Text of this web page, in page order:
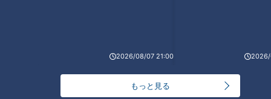
2026/08/07 21:00 2026/
もっと見る
っているんですよ」
技に弄ばれる鶴瓶「飽きてんね
んて！」